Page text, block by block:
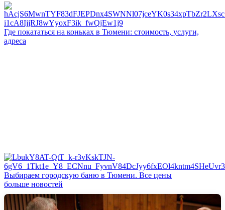
Где покататься на коньках в Тюмени: стоимость, услуги,
адреса
Выбираем городскую баню в Тюмени. Все цены
больше новостей